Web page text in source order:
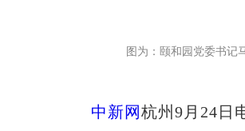
图为：颐和园党委书记
中新网杭州9月24日